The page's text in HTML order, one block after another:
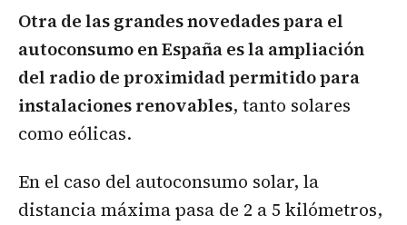
Otra de las grandes novedades para el
autoconsumo en España es la ampliación
del radio de proximidad permitido para
instalaciones renovables, tanto solares
como eólicas.
En el caso del autoconsumo solar, la
distancia máxima pasa de 2 a 5 kilómetros,